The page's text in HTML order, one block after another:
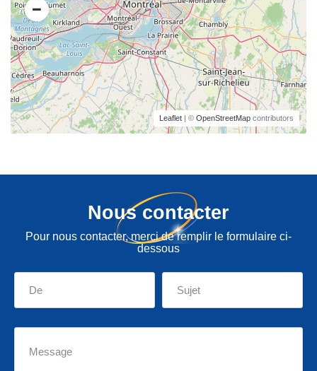
Leaflet | © OpenStreetMap contributors
Nous contacter
Pour nous contacter, merci de remplir le formulaire ci-
dessous